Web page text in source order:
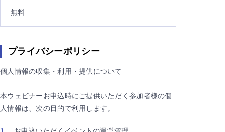
無料
プライバシーポリシー
個人情報の収集・利用・提供について
本ウェビナーお申込時にご提供いただく参加者様の個
人情報は、次の目的で利用します。